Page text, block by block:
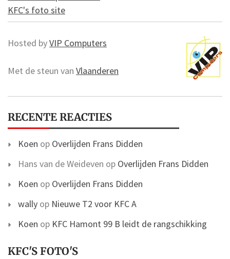
KFC's foto site
Hosted byVIP Computers
Met de steun van Vlaanderen
RECENTE REACTIES
Koen op Overlijden Frans Didden
Hans van de Weideven op Overlijden Frans Didden
Koen op Overlijden Frans Didden
wally op Nieuwe T2 voor KFC A
Koen op KFC Hamont 99 B leidt de rangschikking
KFC'S FOTO'S